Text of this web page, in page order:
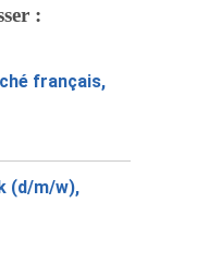
:
français,
(d/m/w),